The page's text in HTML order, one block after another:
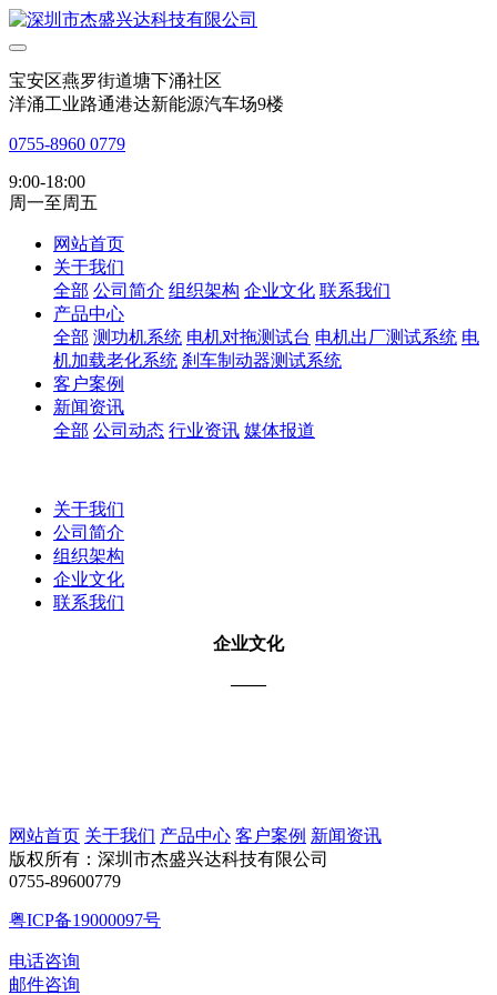
宝安区燕罗街道塘下涌社区
洋涌工业路通港达新能源汽车场9楼
0755-8960 0779
9:00-18:00
周一至周五
网站首页
关于我们
全部 公司简介 组织架构 企业文化 联系我们
产品中心
全部 测功机系统 电机对拖测试台 电机出厂测试系统 电
机加载老化系统 刹车制动器测试系统
客户案例
新闻资讯
全部 公司动态 行业资讯 媒体报道
关于我们
公司简介
组织架构
企业文化
联系我们
企业文化
——
网站首页 关于我们 产品中心 客户案例 新闻资讯
版权所有：深圳市杰盛兴达科技有限公司
0755-89600779
粤ICP备19000097号
电话咨询
邮件咨询